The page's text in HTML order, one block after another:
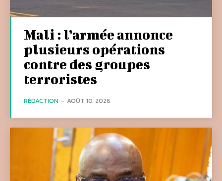
Mali : l’armée annonce
plusieurs opérations
contre des groupes
terroristes
RÉDACTION - AOÛT 10, 2026